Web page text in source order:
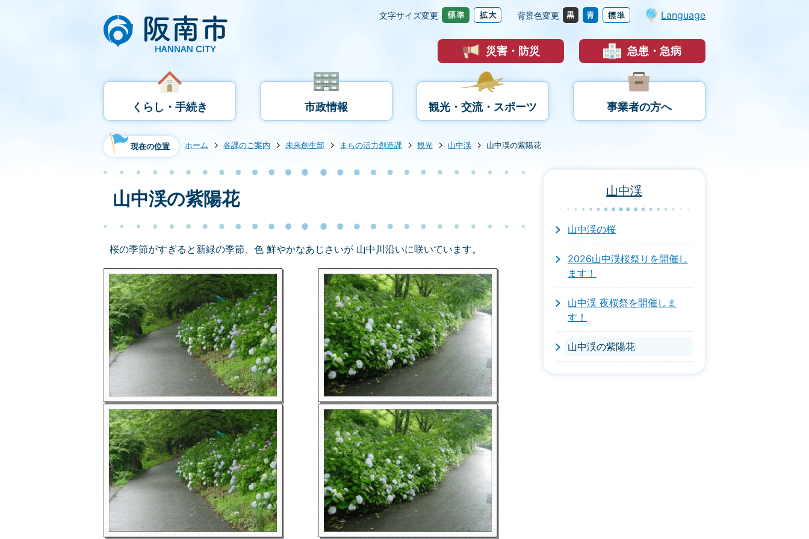
文字サイズ変更 背景色変更 Language
災害・防災 急患・急病
くらし・手続き 市政情報 観光・交流・スポーツ 事業者の方へ
現在の位置 ホーム 各課のご案内 未来創生部 まちの活力創造課 観光 山中渓 山中渓の紫陽花
山中渓の紫陽花
桜の季節がすぎると新緑の季節、色 鮮やかなあじさいが 山中川沿いに咲いています。
山中渓
山中渓の桜
2026山中渓桜祭りを開催し
ます！
山中渓 夜桜祭を開催しま
す！
山中渓の紫陽花